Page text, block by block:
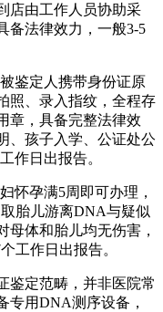
店由工作人员协助采
备法律效力，一般3-5
鉴定人携带身份证原
照、录入指纹，全程存
章，具备完整法律效
、孩子入学、公证处公
作日出报告。
怀孕满5周即可办理，
胎儿游离DNA与疑似
母体和胎儿均无伤害，
工作日出报告。
鉴定范畴，并非医院常
专用DNA测序设备，